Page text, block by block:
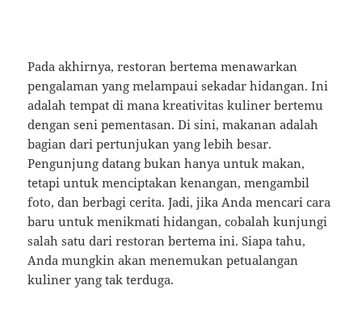
Pada akhirnya, restoran bertema menawarkan
pengalaman yang melampaui sekadar hidangan. Ini
adalah tempat di mana kreativitas kuliner bertemu
dengan seni pementasan. Di sini, makanan adalah
bagian dari pertunjukan yang lebih besar.
Pengunjung datang bukan hanya untuk makan,
tetapi untuk menciptakan kenangan, mengambil
foto, dan berbagi cerita. Jadi, jika Anda mencari cara
baru untuk menikmati hidangan, cobalah kunjungi
salah satu dari restoran bertema ini. Siapa tahu,
Anda mungkin akan menemukan petualangan
kuliner yang tak terduga.